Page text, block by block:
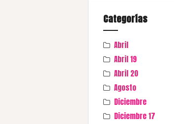
Categorías
Abril
Abril 19
Abril 20
Agosto
Diciembre
Diciembre 17